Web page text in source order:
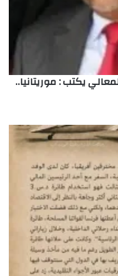
يكتب : موريتانيا..